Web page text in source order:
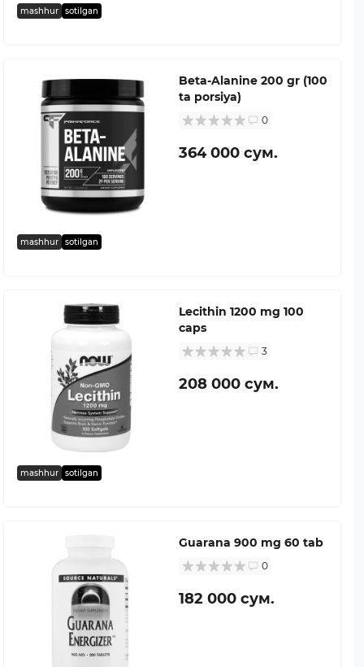
mashhur sotilgan
mashhur sotilgan
Beta-Alanine 200 gr (100
ta porsiya)
0
364 000 сум.
mashhur sotilgan
Lecithin 1200 mg 100
caps
3
208 000 сум.
Guarana 900 mg 60 tab
0
182 000 сум.